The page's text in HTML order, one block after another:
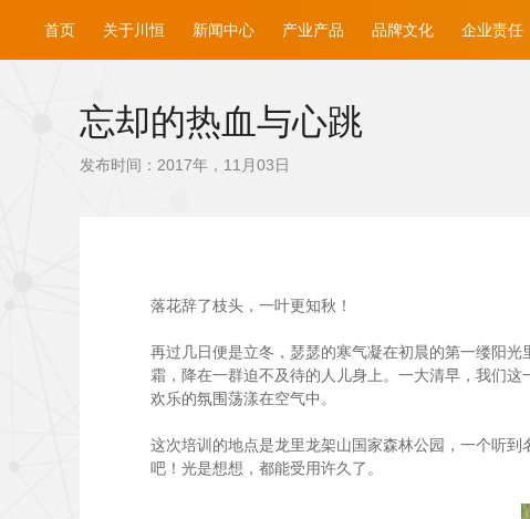
首页 关于川恒 新闻中心 产业产品 品牌文化 企业责任
忘却的热血与心跳
发布时间：2017年，11月03日
落花辞了枝头，一叶更知秋！
再过几日便是立冬，瑟瑟的寒气凝在初晨的第一缕阳
霜，降在一群迫不及待的人儿身上。一大清早，我们
欢乐的氛围荡漾在空气中。
这次培训的地点是龙里龙架山国家森林公园，一个听
吧！光是想想，都能受用许久了。